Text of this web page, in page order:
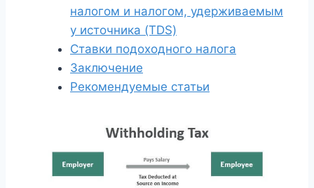
налогом и налогом, удерживаемым
у источника (TDS)
Ставки подоходного налога
Заключение
Рекомендуемые статьи